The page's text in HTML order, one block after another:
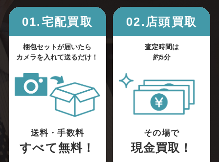
01.宅配買取
梱包セットが届いたら
カメラを入れて送るだけ！
送料・手数料
すべて無料！
02.店頭買取
査定時間は
約5分
その場で
現金買取！